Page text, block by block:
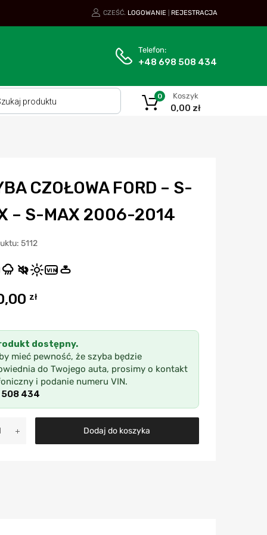
CZEŚĆ. LOGOWANIE REJESTRACJA
Telefon:
+48 698 508 434
Koszyk
0,00 zł
0
CZOŁOWA FORD – S-
– S-MAX 2006-2014
5112
VIN
zł
dostępny.
mieć pewność, że szyba będzie
do Twojego auta, prosimy o kontakt
i podanie numeru VIN.
508 434
Dodaj do koszyka